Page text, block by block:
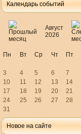
Календарь событий
Август
2026
Пн Вт Ср Чт Пт
3
4 5 6 7
10
11 12 13 14
17
18 19 20 21
24
25 26 27 28
31
Новое на сайте